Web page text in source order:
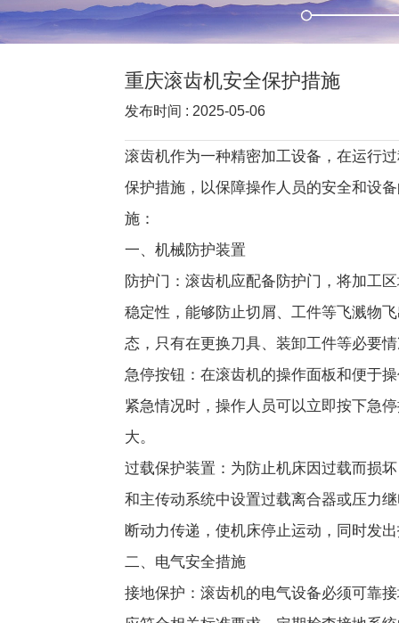
重庆滚齿机安全保护措施
发布时间 : 2025-05-06
滚齿机作为一种精密加工设备，在运行
保护措施，以保障操作人员的安全和设
施：
一、机械防护装置
防护门：滚齿机应配备防护门，将加工
稳定性，能够防止切屑、工件等飞溅物
态，只有在更换刀具、装卸工件等必要
急停按钮：在滚齿机的操作面板和便于
紧急情况时，操作人员可以立即按下急
大。
过载保护装置：为防止机床因过载而损
和主传动系统中设置过载离合器或压力
断动力传递，使机床停止运动，同时发
二、电气安全措施
接地保护：滚齿机的电气设备必须可靠